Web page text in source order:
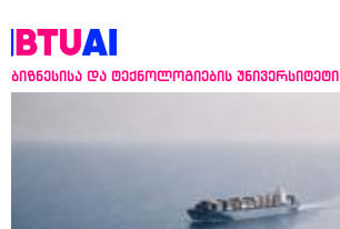
ბიზნესისა და ტექნოლოგიების უნივერსიტეტი